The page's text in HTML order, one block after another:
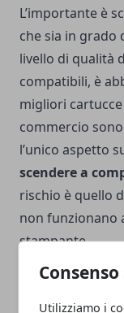
Utilizziamo i
L’importante è
che sia in grado
livello di qualità
compatibili, è
migliori
commercio
l’unico aspetto
scendere a
rischio è quello
non funzionano
stampante.